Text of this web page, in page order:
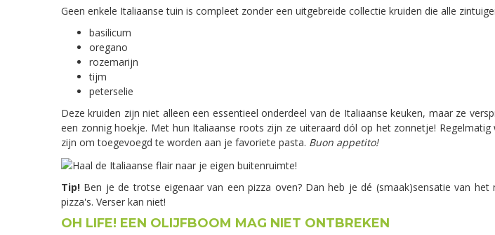
Geen enkele Italiaanse tuin is compleet zonder een uitgebreide collectie kruiden die alle
basilicum
oregano
rozemarijn
tijm
peterselie
Deze kruiden zijn niet alleen een essentieel onderdeel van de Italiaanse keuken, maar ze
een zonnig hoekje. Met hun Italiaanse roots zijn ze uiteraard dól op het zonnetje!
zijn om toegevoegd te worden aan je favoriete pasta. Buon appetito!
Tip! Ben je de trotse eigenaar van een pizza oven? Dan heb je dé (smaak)sensatie van
pizza's. Verser kan niet!
OH LIFE! EEN OLIJFBOOM MAG NIET ONTBREKEN